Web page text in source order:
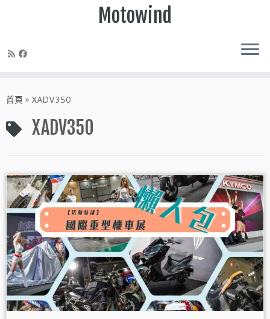
to
Motowind
首頁 » XADV350
XADV350